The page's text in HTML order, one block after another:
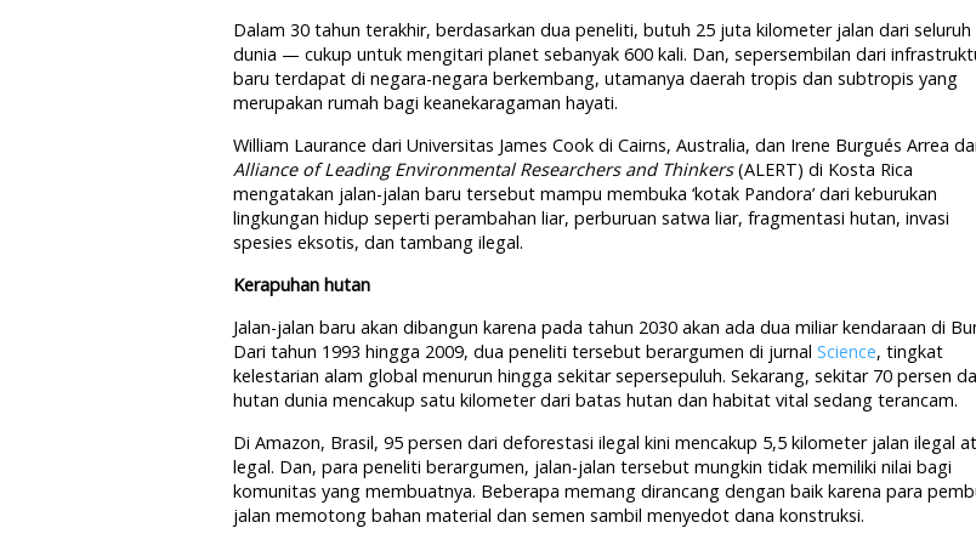
Dalam 30 tahun terakhir, berdasarkan dua peneliti, butuh 25 juta kilometer jalan dari seluruh
dunia — cukup untuk mengitari planet sebanyak 600 kali. Dan, sepersembilan dari
baru terdapat di negara-negara berkembang, utamanya daerah tropis dan subtropis yang
merupakan rumah bagi keanekaragaman hayati.
William Laurance dari Universitas James Cook di Cairns, Australia, dan Irene Burgués Arrea
Alliance of Leading Environmental Researchers and Thinkers(ALERT) di Kosta Rica
mengatakan jalan-jalan baru tersebut mampu membuka ‘kotak Pandora’ dari keburukan
lingkungan hidup seperti perambahan liar, perburuan satwa liar, fragmentasi hutan, invasi
spesies eksotis, dan tambang ilegal.
Kerapuhan hutan
Jalan-jalan baru akan dibangun karena pada tahun 2030 akan ada dua miliar kendaraan di
Dari tahun 1993 hingga 2009, dua peneliti tersebut berargumen di jurnal Science, tingkat
kelestarian alam global menurun hingga sekitar sepersepuluh. Sekarang, sekitar 70 persen
hutan dunia mencakup satu kilometer dari batas hutan dan habitat vital sedang terancam.
Di Amazon, Brasil, 95 persen dari deforestasi ilegal kini mencakup 5,5 kilometer jalan ilegal
legal. Dan, para peneliti berargumen, jalan-jalan tersebut mungkin tidak memiliki nilai bagi
komunitas yang membuatnya. Beberapa memang dirancang dengan baik karena para
jalan memotong bahan material dan semen sambil menyedot dana konstruksi.